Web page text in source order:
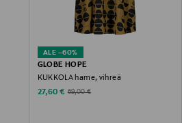
ALE –60%
GLOBE HOPE
KUKKOLA hame, vihreä
Discounted Price
27,60 € Original Price
69,00 €